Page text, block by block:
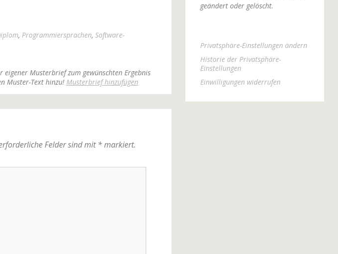
, Programmiersprachen, Software-
eigener Musterbrief zum gewünschten Ergebnis
Muster-Text hinzu! Musterbrief hinzufügen
Felder sind mit *markiert.
geändert oder gelöscht.
Privatsphäre-Einstellungen ändern
Historie der Privatsphäre-
Einstellungen
Einwilligungen widerrufen